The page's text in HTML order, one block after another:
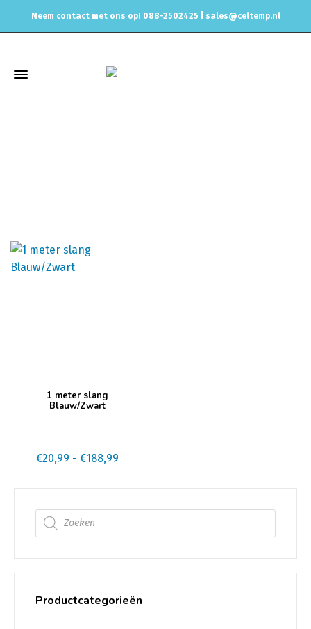
Neem contact met ons op! 088-2502425 | sales@celtemp.nl
product
variaties.
gekozen
productpagina
1 meter slang
Blauw/Zwart
€20,99 - €188,99Prijsklasse:
€188,99
Producten zoeken
Productcategorieën